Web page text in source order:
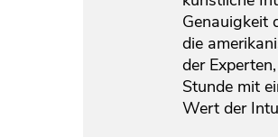
Genauigkeit
die
der
Stunde mit
Wert der